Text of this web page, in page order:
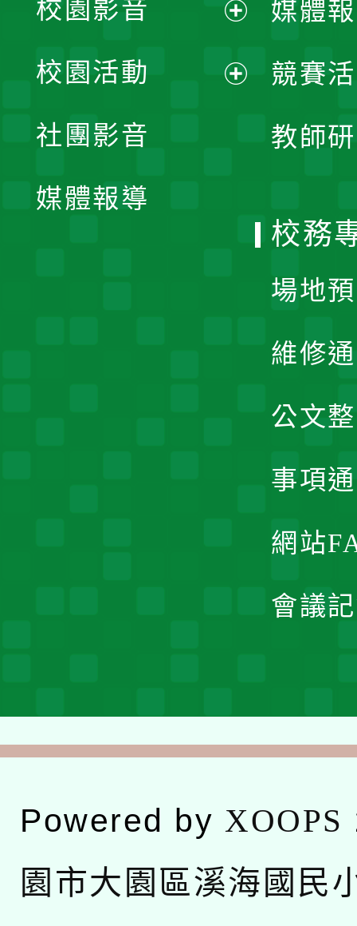
媒體
競賽
教師
校園影音
開
校園活動
社團影音
媒體報導
校務
場地
維修
公文
事項
網站
會議
Powered by XOOPS
園市大園區溪海國民